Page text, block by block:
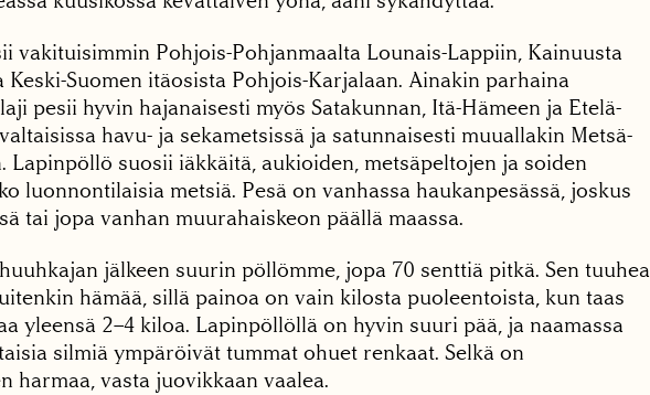
vakituisimmin Pohjois-Pohjanmaalta Lounais-Lappiin, Kainuusta
Keski-Suomen itäosista Pohjois-Karjalaan. Ainakin parhaina
pesii hyvin hajanaisesti myös Satakunnan, Itä-Hämeen ja Etelä-
havu- ja sekametsissä ja satunnaisesti muuallakin Metsä-
Lapinpöllö suosii iäkkäitä, aukioiden, metsäpeltojen ja soiden
luonnontilaisia metsiä. Pesä on vanhassa haukanpesässä, joskus
tai jopa vanhan muurahaiskeon päällä maassa.
jälkeen suurin pöllömme, jopa 70 senttiä pitkä. Sen tuuhea
hämää, sillä painoa on vain kilosta puoleentoista, kun taas
yleensä 2–4 kiloa. Lapinpöllöllä on hyvin suuri pää, ja naamassa
silmiä ympäröivät tummat ohuet renkaat. Selkä on
harmaa, vasta juovikkaan vaalea.